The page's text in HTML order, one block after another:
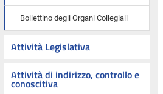
Bollettino degli Organi Collegiali
Attività Legislativa
Attività di indirizzo, controllo e
conoscitiva